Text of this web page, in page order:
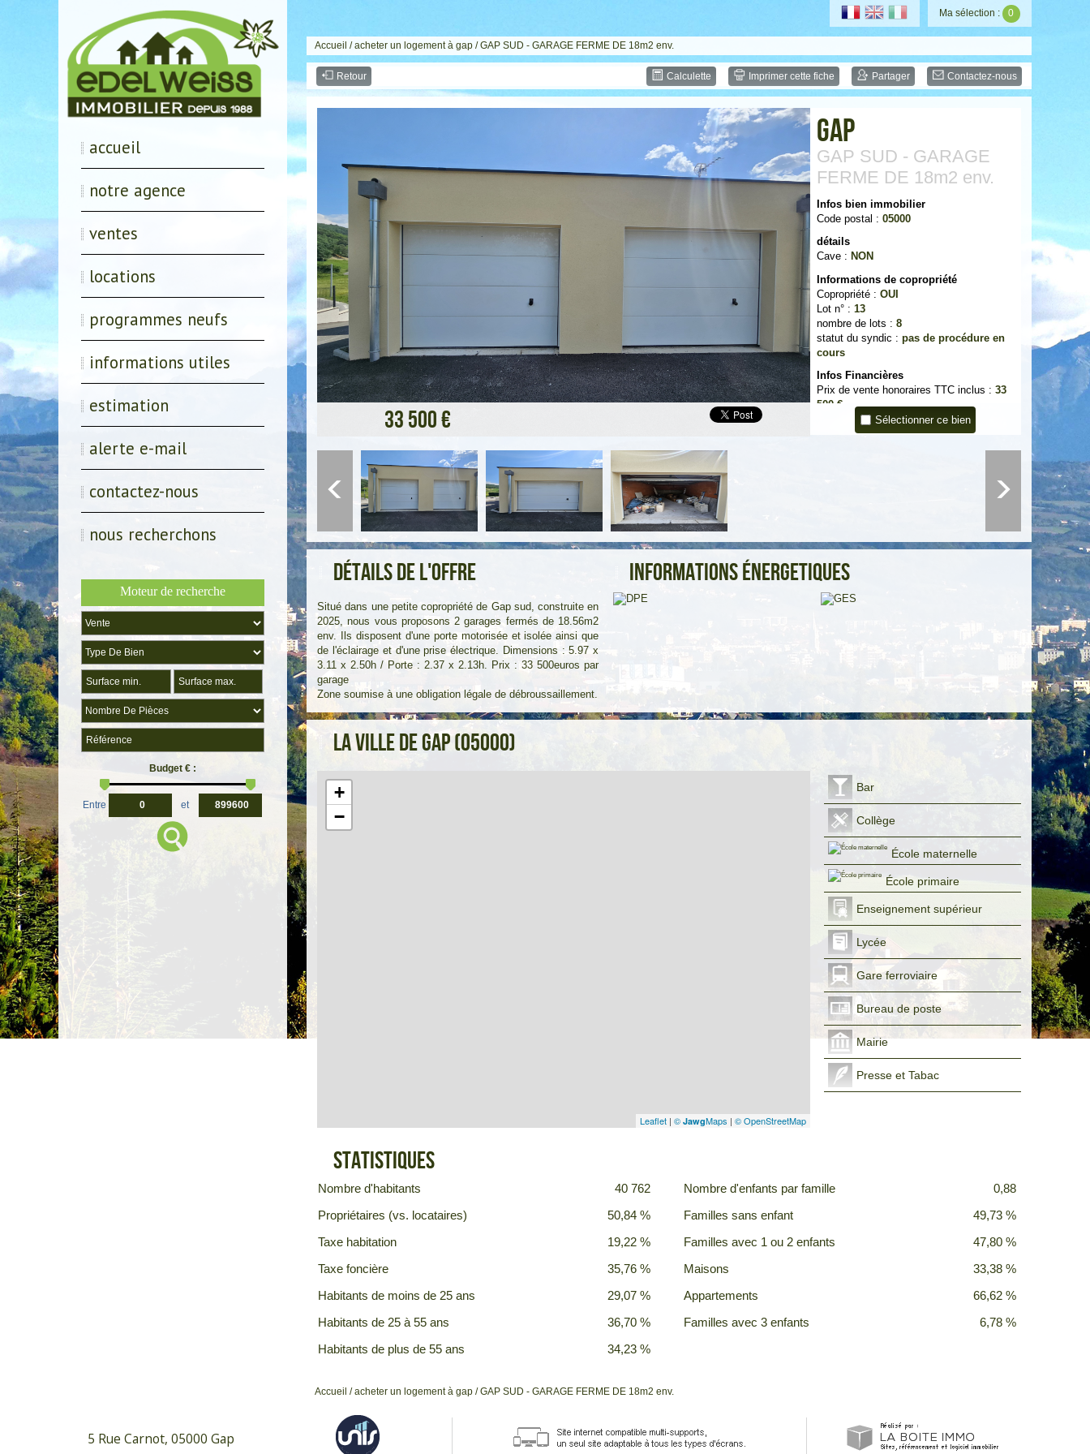
accueil
notre agence
ventes
locations
programmes neufs
informations utiles
estimation
alerte e-mail
contactez-nous
nous recherchons
Moteur de recherche
Budget € :
Entre et
Ma sélection : 0
Accueil /acheter un logement à gap/ GAP SUD - GARAGE FERME DE 18m2 env.
Retour Calculette Imprimer cette fiche Partager Contactez-nous
33 500 €
Gap
GAP SUD - GARAGE
FERME DE 18m2 env.
Infos bien immobilier
Code postal :05000
détails
Cave : NON
Informations de copropriété
Copropriété :OUI
Lot n° :13
nombre de lots :8
statut du syndic :pas de procédure en
cours
Infos Financières
Prix de vente honoraires TTC inclus :33
500 €
Prix de vente honoraires TTC exclus
Honoraires TTC à la charge acquéreur :
Sélectionner ce bien
Détails de l'offre
Situé dans une petite copropriété de Gap sud, construite en
2025, nous vous proposons 2 garages fermés de 18.56m2
env. Ils disposent d'une porte motorisée et isolée ainsi que
de l'éclairage et d'une prise électrique. Dimensions : 5.97 x
3.11 x 2.50h / Porte : 2.37 x 2.13h. Prix : 33 500euros par
garage
Zone soumise à une obligation légale de débroussaillement.
Informations énergetiques
La ville de Gap (05000)
+
−
Leaflet| © JawgMaps | © OpenStreetMap
Bar
Collège
École maternelle
École primaire
Enseignement supérieur
Lycée
Gare ferroviaire
Bureau de poste
Mairie
Presse et Tabac
Statistiques
Nombre d'habitants 40 762
Propriétaires (vs. locataires) 50,84 %
Taxe habitation 19,22 %
Taxe foncière 35,76 %
Habitants de moins de 25 ans 29,07 %
Habitants de 25 à 55 ans 36,70 %
Habitants de plus de 55 ans 34,23 %
Nombre d'enfants par famille 0,88
Familles sans enfant 49,73 %
Familles avec 1 ou 2 enfants 47,80 %
Maisons 33,38 %
Appartements 66,62 %
Familles avec 3 enfants 6,78 %
Accueil /acheter un logement à gap/ GAP SUD - GARAGE FERME DE 18m2 env.
5 Rue Carnot, 05000 Gap